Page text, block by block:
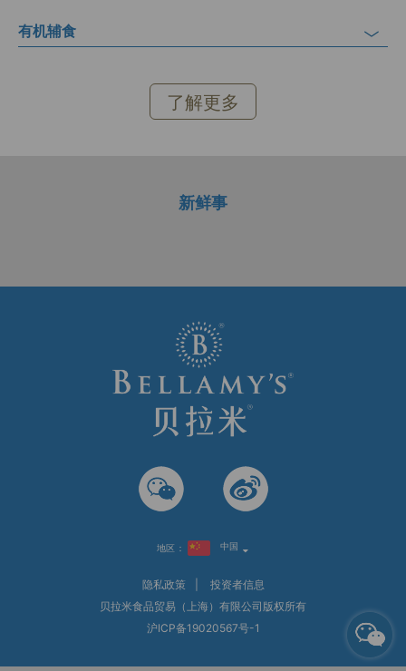
有机辅食
了解更多
新鲜事
地区： 中国
隐私政策
投资者信息
贝拉米食品贸易（上海）有限公司版权所有
沪ICP备19020567号-1